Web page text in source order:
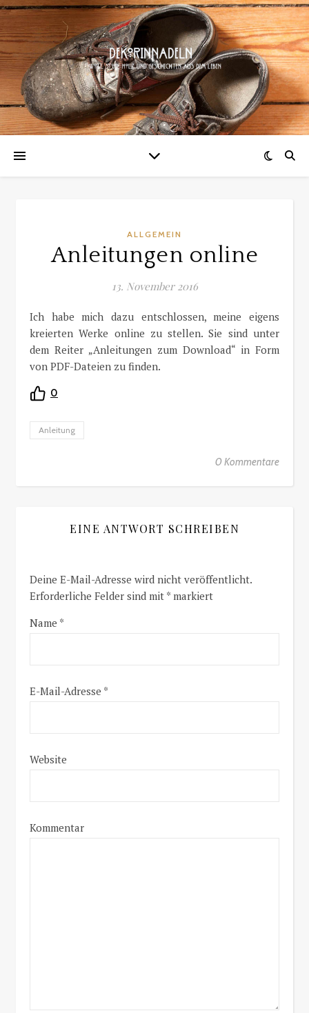
ALLGEMEIN
Anleitungen online
13. November 2016
Ich habe mich dazu entschlossen, meine eigens
kreierten Werke online zu stellen. Sie sind unter
dem Reiter „Anleitungen zum Download“ in Form
von PDF-Dateien zu finden.
0
Anleitung
0 Kommentare
EINE ANTWORT SCHREIBEN
Deine E-Mail-Adresse wird nicht veröffentlicht.
Erforderliche Felder sind mit * markiert
Name *
E-Mail-Adresse *
Website
Kommentar